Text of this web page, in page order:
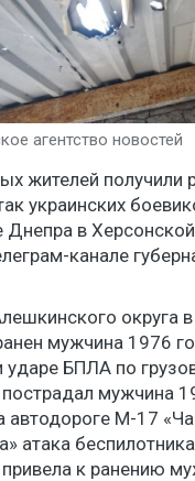
агентство новостей
жителей получили
украинских
в
канале
округа в
мужчина 1976
ударе БПЛА по
мужчина
автодороге М-17
атака
к ранению